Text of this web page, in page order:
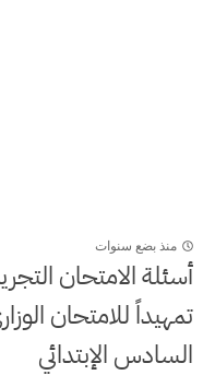
منذ بضع سنوات
أسئلة الامتحان
السادس الإبتدائي